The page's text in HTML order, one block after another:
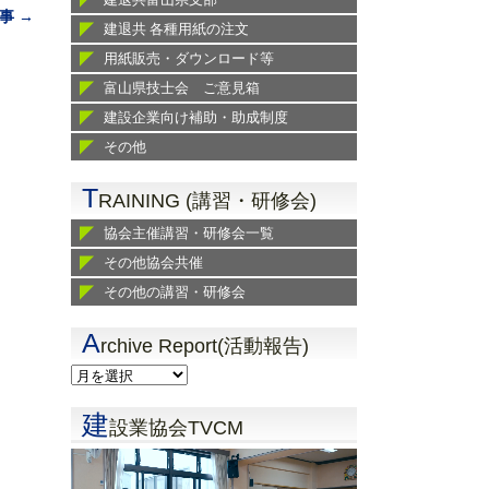
→
建退共 各種用紙の注文
用紙販売・ダウンロード等
富山県技士会 ご意見箱
建設企業向け補助・助成制度
その他
TRAINING (講習・研修会)
協会主催講習・研修会一覧
その他協会共催
その他の講習・研修会
Archive Report(活動報告)
建設業協会TVCM